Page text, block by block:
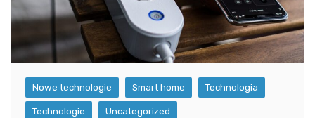
Nowe technologie Smart home Technologia
Technologie Uncategorized